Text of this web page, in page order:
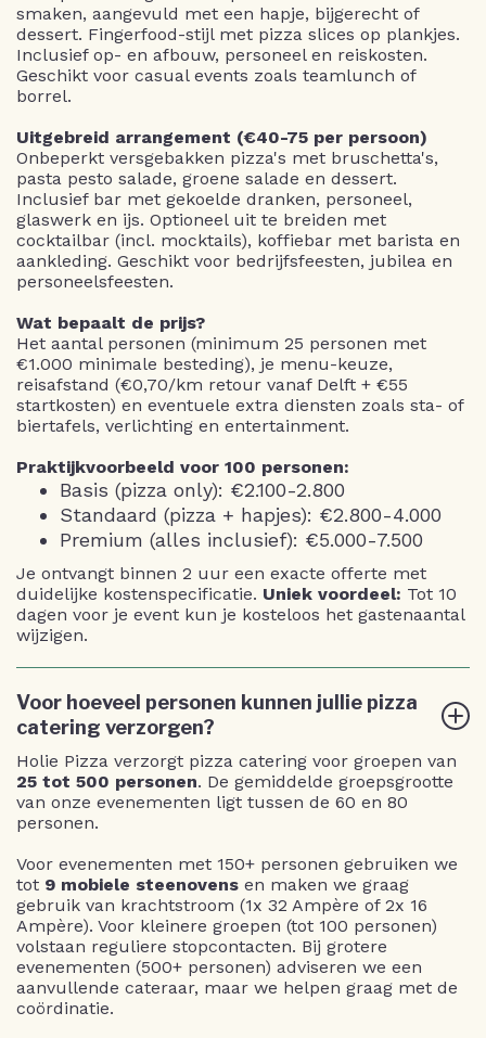
smaken, aangevuld met een hapje, bijgerecht of
dessert. Fingerfood-stijl met pizza slices op plankjes.
Inclusief op- en afbouw, personeel en reiskosten.
Geschikt voor casual events zoals teamlunch of
borrel.
Uitgebreid arrangement (€40-75 per persoon)
Onbeperkt versgebakken pizza's met bruschetta's,
pasta pesto salade, groene salade en dessert.
Inclusief bar met gekoelde dranken, personeel,
glaswerk en ijs. Optioneel uit te breiden met
cocktailbar (incl. mocktails), koffiebar met barista en
aankleding. Geschikt voor bedrijfsfeesten, jubilea en
personeelsfeesten.
Wat bepaalt de prijs?
Het aantal personen (minimum 25 personen met
€1.000 minimale besteding), je menu-keuze,
reisafstand (€0,70/km retour vanaf Delft + €55
startkosten) en eventuele extra diensten zoals sta- of
biertafels, verlichting en entertainment.
Praktijkvoorbeeld voor 100 personen:
Basis (pizza only): €2.100-2.800
Standaard (pizza + hapjes): €2.800-4.000
Premium (alles inclusief): €5.000-7.500
Je ontvangt binnen 2 uur een exacte offerte met
duidelijke kostenspecificatie. Uniek voordeel: Tot 10
dagen voor je event kun je kosteloos het gastenaantal
wijzigen.
Voor hoeveel personen kunnen jullie pizza
catering verzorgen?
Holie Pizza verzorgt pizza catering voor groepen van
25 tot 500 personen. De gemiddelde groepsgrootte
van onze evenementen ligt tussen de 60 en 80
personen.
Voor evenementen met 150+ personen gebruiken we
tot 9 mobiele steenovens en maken we graag
gebruik van krachtstroom (1x 32 Ampère of 2x 16
Ampère). Voor kleinere groepen (tot 100 personen)
volstaan reguliere stopcontacten. Bij grotere
evenementen (500+ personen) adviseren we een
aanvullende cateraar, maar we helpen graag met de
coördinatie.